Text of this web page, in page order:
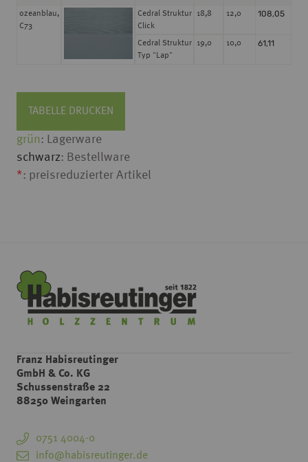
ozeanblau,
C73
Cedral Struktur
Click
18,8 12,0 108,05
Cedral Struktur
Typ "Lap"
19,0 10,0 61,11
TABELLE DRUCKEN
grün: Lagerware
schwarz: Bestellware
*: preisreduzierter Artikel
Franz Habisreutinger
GmbH & Co. KG
Schussenstraße 22
88250 Weingarten
0751 4004-0
info@habisreutinger.de